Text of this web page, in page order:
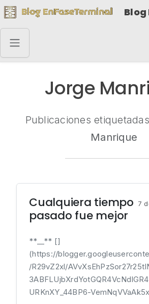
Jorge
Publicaciones
Manrique
Cualquiera tiempo
pasado fue mejor
7
**__** []
(https://
/R29vZ2xl/
URKnXY_44BP6-